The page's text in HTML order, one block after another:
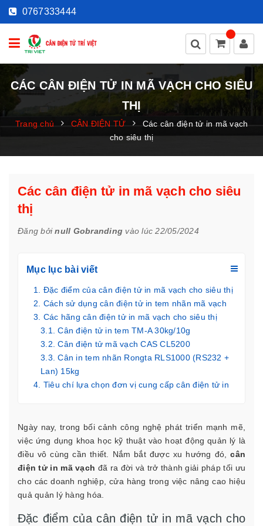
0767333444
CÁC CÂN ĐIỆN TỬ IN MÃ VẠCH CHO SIÊU
THỊ
Trang chủ CÂN ĐIỆN TỬ
Các cân điện tử in mã vạch
cho siêu thị
Các cân điện tử in mã vạch cho siêu
thị
Đăng bởinull Gobranding vào lúc 22/05/2024
Mục lục bài viết
Đặc điểm của cân điện tử in mã vạch cho siêu thị
Cách sử dụng cân điện tử in tem nhãn mã vạch
Các hãng cân điện tử in mã vạch cho siêu thị
Cân điện tử in tem TM-A 30kg/10g
Cân điện tử mã vạch CAS CL5200
Cân in tem nhãn Rongta RLS1000 (RS232 +
Lan) 15kg
Tiêu chí lựa chọn đơn vị cung cấp cân điện tử in
Ngày nay, trong bối cảnh công nghệ phát triển mạnh mẽ,
việc ứng dụng khoa học kỹ thuật vào hoạt động quản lý là
điều vô cùng cần thiết. Nắm bắt được xu hướng đó,cân
điện tử in mã vạch đã ra đời và trở thành giải pháp tối ưu
cho các doanh nghiệp, cửa hàng trong việc nâng cao hiệu
quả quản lý hàng hóa.
Đặc điểm của cân điện tử in mã vạch cho